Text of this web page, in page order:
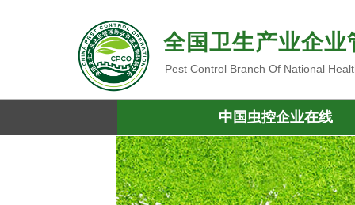
全国卫生产业企
Pest Control Branch Of National
中国虫控企业在线